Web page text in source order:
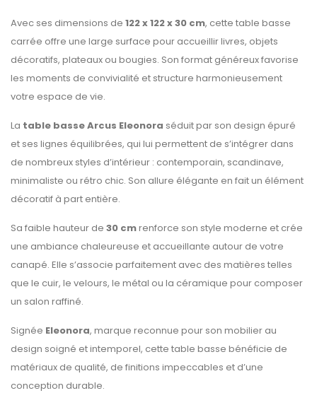
Avec ses dimensions de 122 x 122 x 30 cm, cette table basse
carrée offre une large surface pour accueillir livres, objets
décoratifs, plateaux ou bougies. Son format généreux favorise
les moments de convivialité et structure harmonieusement
votre espace de vie.
La table basse Arcus Eleonora séduit par son design épuré
et ses lignes équilibrées, qui lui permettent de s’intégrer dans
de nombreux styles d’intérieur : contemporain, scandinave,
minimaliste ou rétro chic. Son allure élégante en fait un élément
décoratif à part entière.
Sa faible hauteur de 30 cmrenforce son style moderne et crée
une ambiance chaleureuse et accueillante autour de votre
canapé. Elle s’associe parfaitement avec des matières telles
que le cuir, le velours, le métal ou la céramique pour composer
un salon raffiné.
Signée Eleonora, marque reconnue pour son mobilier au
design soigné et intemporel, cette table basse bénéficie de
matériaux de qualité, de finitions impeccables et d’une
conception durable.